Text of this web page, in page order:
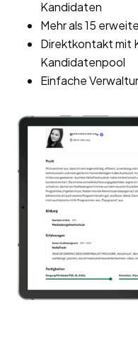
Kandidaten
Mehr als 15
Direktkontakt mit
Kandidatenpool
Einfache